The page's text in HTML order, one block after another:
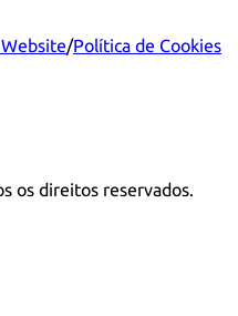
/Política de Cookies
os direitos reservados.